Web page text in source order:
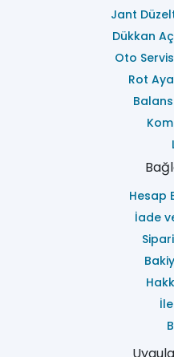
Jant
Dükkan
Oto
Rot
Hesap
İade